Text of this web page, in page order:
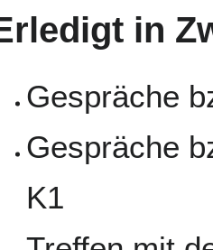
in
Gespräche
Gespräche
K1